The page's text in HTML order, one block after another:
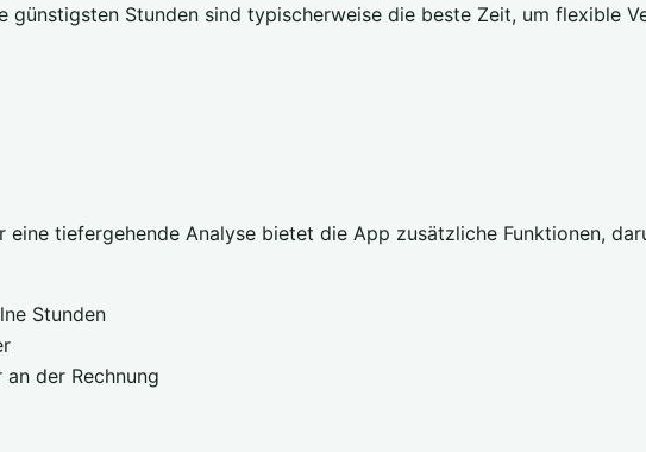
Stunden sind typischerweise die beste Zeit, um flexible
tiefergehende Analyse bietet die App zusätzliche Funktionen,
Stunden
der Rechnung